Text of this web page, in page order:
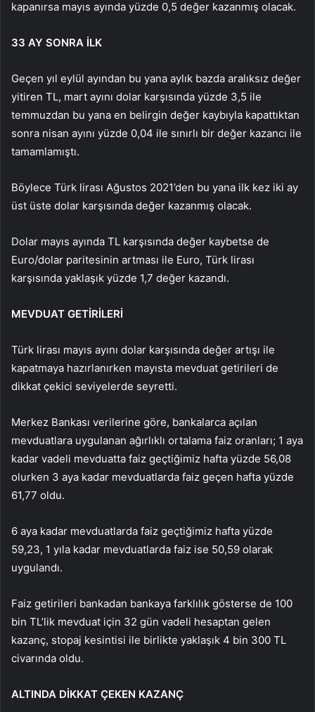
kapanırsa mayıs ayında yüzde 0,5 değer kazanmış olacak.
33 AY SONRA İLK
Geçen yıl eylül ayından bu yana aylık bazda aralıksız değer
yitiren TL, mart ayını dolar karşısında yüzde 3,5 ile
temmuzdan bu yana en belirgin değer kaybıyla kapattıktan
sonra nisan ayını yüzde 0,04 ile sınırlı bir değer kazancı ile
tamamlamıştı.
Böylece Türk lirası Ağustos 2021’den bu yana ilk kez iki ay
üst üste dolar karşısında değer kazanmış olacak.
Dolar mayıs ayında TL karşısında değer kaybetse de
Euro/dolar paritesinin artması ile Euro, Türk lirası
karşısında yaklaşık yüzde 1,7 değer kazandı.
MEVDUAT GETİRİLERİ
Türk lirası mayıs ayını dolar karşısında değer artışı ile
kapatmaya hazırlanırken mayısta mevduat getirileri de
dikkat çekici seviyelerde seyretti.
Merkez Bankası verilerine göre, bankalarca açılan
mevduatlara uygulanan ağırlıklı ortalama faiz oranları; 1 aya
kadar vadeli mevduatta faiz geçtiğimiz hafta yüzde 56,08
olurken 3 aya kadar mevduatlarda faiz geçen hafta yüzde
61,77 oldu.
6 aya kadar mevduatlarda faiz geçtiğimiz hafta yüzde
59,23, 1 yıla kadar mevduatlarda faiz ise 50,59 olarak
uygulandı.
Faiz getirileri bankadan bankaya farklılık gösterse de 100
bin TL’lik mevduat için 32 gün vadeli hesaptan gelen
kazanç, stopaj kesintisi ile birlikte yaklaşık 4 bin 300 TL
civarında oldu.
ALTINDA DİKKAT ÇEKEN KAZANÇ